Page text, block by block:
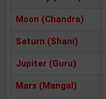
Moon (Chandra)
Saturn (Shani)
Jupiter (Guru)
Mars (Mangal)